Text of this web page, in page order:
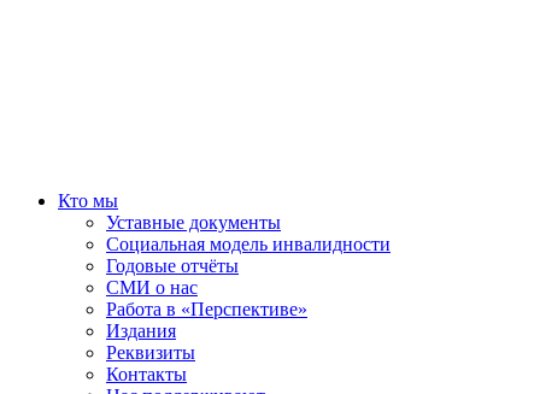
Кто мы
Уставные документы
Социальная модель инвалидности
Годовые отчёты
СМИ о нас
Работа в «Перспективе»
Издания
Реквизиты
Контакты